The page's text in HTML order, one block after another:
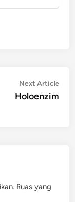
Next Article
Holoenzim
Ruas yang